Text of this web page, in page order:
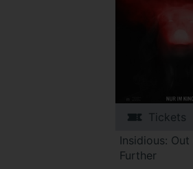
Tickets
Insidious:
Further